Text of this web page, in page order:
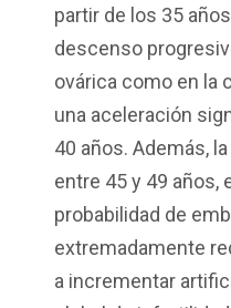
partir de los 35
descenso
ovárica como en la
una aceleración
40 años. Además,
entre 45 y 49 años,
probabilidad de
extremadamente
a incrementar